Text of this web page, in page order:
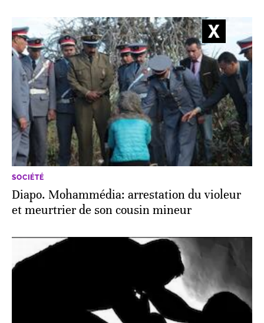
SOCIÉTÉ
Diapo. Mohammédia: arrestation du violeur
et meurtrier de son cousin mineur